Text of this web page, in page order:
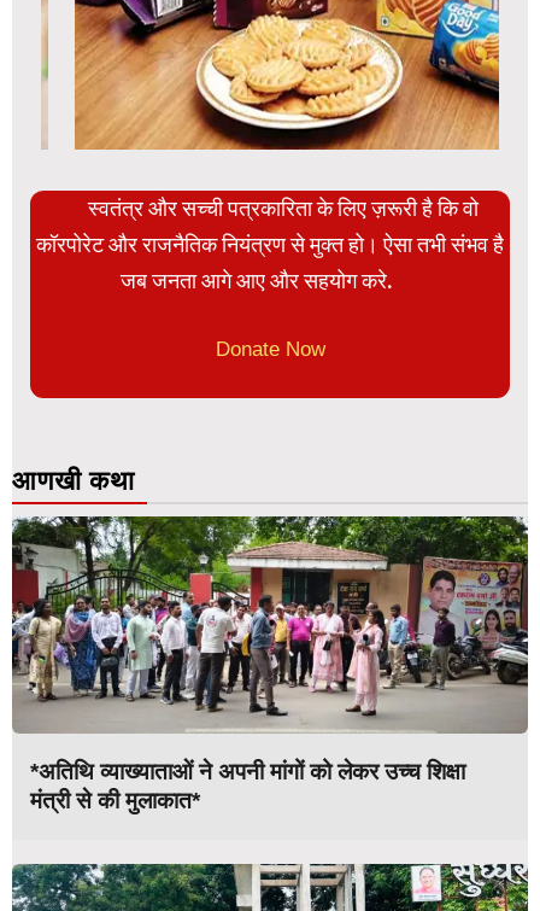
स्वतंत्र और सच्ची पत्रकारिता के लिए ज़रूरी है कि वो
कॉरपोरेट और राजनैतिक नियंत्रण से मुक्त हो। ऐसा तभी संभव है
जब जनता आगे आए और सहयोग करे.
Donate Now
आणखी कथा
*अतिथि व्याख्याताओं ने अपनी मांगों को लेकर उच्च शिक्षा
मंत्री से की मुलाकात*